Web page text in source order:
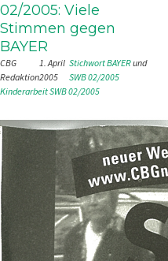
02/2005: Viele
Stimmen gegen
BAYER
CBG
Redaktion
1. April
2005
Stichwort BAYER
und
SWB 02/2005
KinderarbeitSWB 02/2005